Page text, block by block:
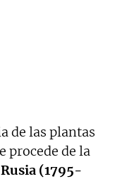
de las plantas
procede de la
(1795-